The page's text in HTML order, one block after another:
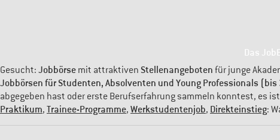
Das
Gesucht: Jobbörse mit attraktiven Stellenangeboten für junge
Jobbörsen für Studenten, Absolventen und Young Professionals
abgegeben hast oder erste Berufserfahrung sammeln konntest, es
Praktikum, Trainee-Programme, Werkstudentenjob, Direkteinstieg: